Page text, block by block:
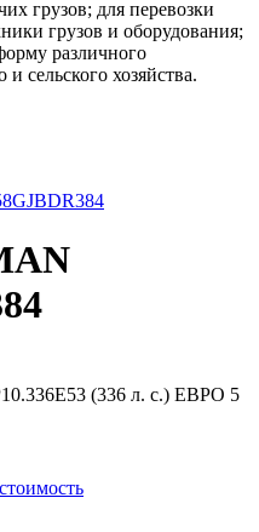
грузов; для перевозки
грузов и оборудования;
различного
сельского хозяйства.
(336 л. с.) ЕВРО 5